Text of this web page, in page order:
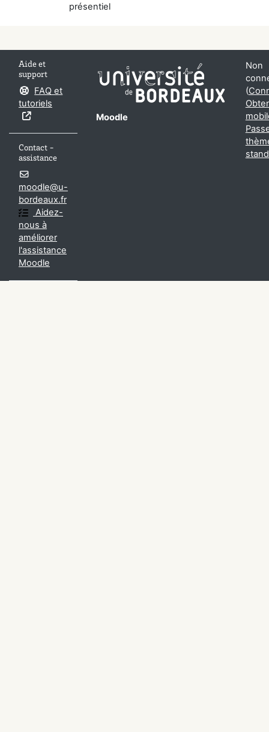
présentiel
Aide et
support
FAQ et
tutoriels
Contact -
assistance
moodle@u-
bordeaux.fr
Aidez-
nous à
améliorer
l'assistance
Moodle
Moodle
Non
(